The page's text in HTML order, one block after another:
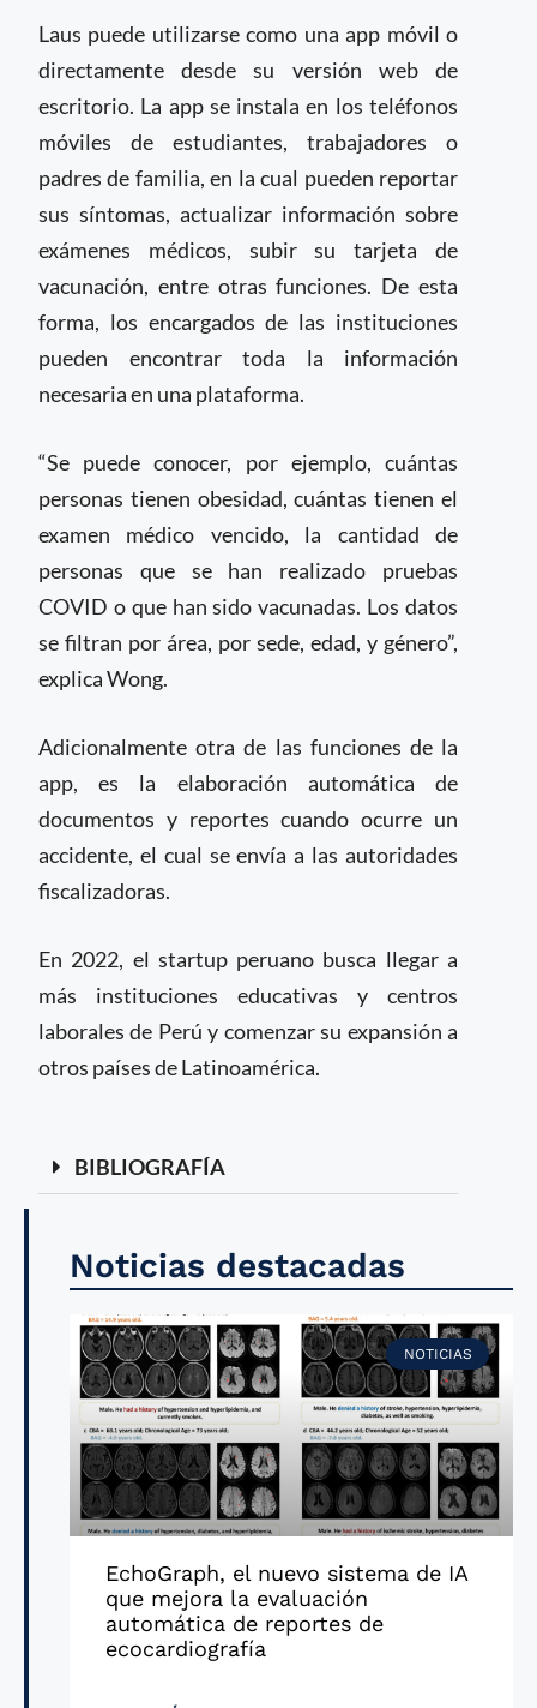
Laus puede utilizarse como una app móvil o
directamente desde su versión web de
escritorio. La app se instala en los teléfonos
móviles de estudiantes, trabajadores o
padres de familia, en la cual pueden reportar
sus síntomas, actualizar información sobre
exámenes médicos, subir su tarjeta de
vacunación, entre otras funciones. De esta
forma, los encargados de las instituciones
pueden encontrar toda la información
necesaria en una plataforma.
“Se puede conocer, por ejemplo, cuántas
personas tienen obesidad, cuántas tienen el
examen médico vencido, la cantidad de
personas que se han realizado pruebas
COVID o que han sido vacunadas. Los datos
se filtran por área, por sede, edad, y género”,
explica Wong.
Adicionalmente otra de las funciones de la
app, es la elaboración automática de
documentos y reportes cuando ocurre un
accidente, el cual se envía a las autoridades
fiscalizadoras.
En 2022, el startup peruano busca llegar a
más instituciones educativas y centros
laborales de Perú y comenzar su expansión a
otros países de Latinoamérica.
BIBLIOGRAFÍA
Noticias destacadas
NOTICIAS
EchoGraph, el nuevo sistema de IA
que mejora la evaluación
automática de reportes de
ecocardiografía